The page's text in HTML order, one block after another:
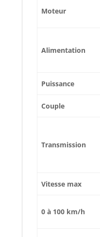
Moteur
Alimentation
Puissance
Couple
Transmission
Vitesse max
0 à 100 km/h